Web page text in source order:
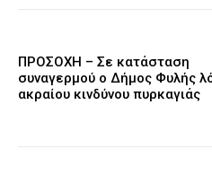
ΠΡΟΣΟΧΗ – Σε κατάσταση
συναγερμού ο Δήμος Φυλής
ακραίου κινδύνου πυρκαγιάς